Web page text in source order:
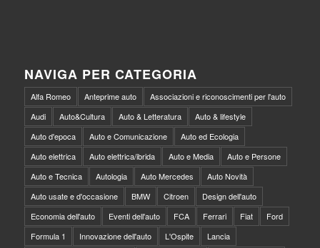
NAVIGA PER CATEGORIA
Alfa Romeo Anteprime auto
Associazioni e riconoscimenti per l'auto
Audi
Auto&Cultura Auto & Letteratura
Auto & lifestyle
Auto d'epoca
Auto e Comunicazione
Auto ed Ecologia
Auto elettrica
Auto elettrica/ibrida Auto e Media
Auto e Persone
Auto e Tecnica
Autologia Auto Mercedes
Auto Novità
Auto usate e d'occasione
BMW Citroen
Design dell'auto
Economia dell'auto
Eventi dell'auto FCA Ferrari Fiat
Ford
Formula 1
Innovazione dell'auto L'Ospite
Lancia